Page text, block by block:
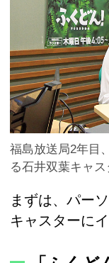
福島放送局2年目
る石井双葉キャス
まずは、パー
キャスターに